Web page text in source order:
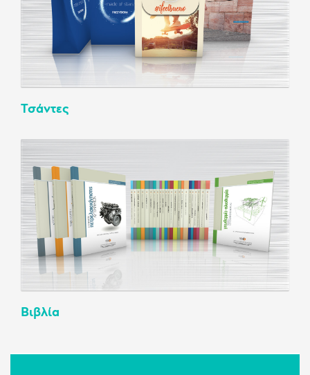
Τσάντες
Βιβλία